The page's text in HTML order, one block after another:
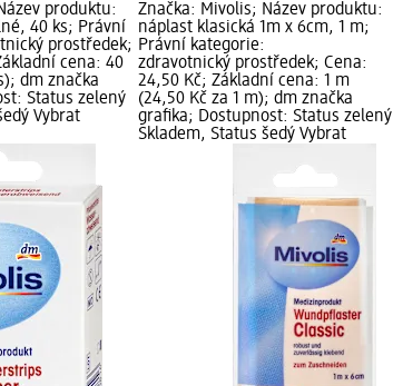
produktu:
40 ks; Právní
prostředek;
cena: 40
dm značka
Status zelený
Vybrat
Značka: Mivolis; Název produktu:
náplast klasická 1m x 6cm, 1 m;
Právní kategorie:
zdravotnický prostředek; Cena:
24,50 Kč; Základní cena: 1 m
(24,50 Kč za 1 m); dm značka
grafika; Dostupnost: Status zelený
Skladem, Status šedý Vybrat